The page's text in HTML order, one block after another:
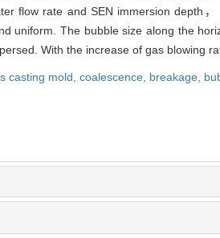
flow rate and SEN immersion depth
uniform. The bubble size along the
With the increase of gas blowing
casting mold, coalescence, breakage,